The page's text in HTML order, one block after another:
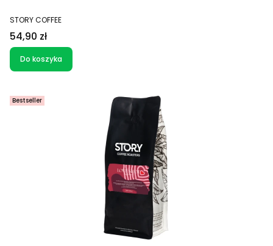
PRODUCENT
STORY COFFEE
Cena
54,90 zł
Do koszyka
Bestseller